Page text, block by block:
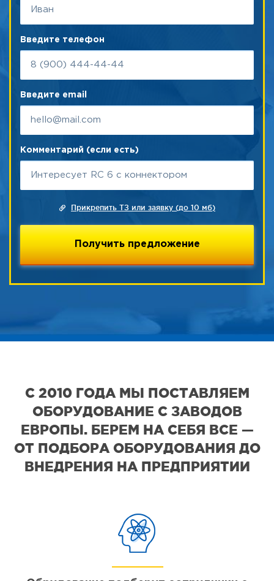
Введите телефон
Введите email
Комментарий (если есть)
Прикрепить ТЗ или заявку (до 10 мб)
С 2010 ГОДА МЫ ПОСТАВЛЯЕМ
ОБОРУДОВАНИЕ С ЗАВОДОВ
ЕВРОПЫ. БЕРЕМ НА СЕБЯ ВСЕ —
ОТ ПОДБОРА ОБОРУДОВАНИЯ ДО
ВНЕДРЕНИЯ НА ПРЕДПРИЯТИИ